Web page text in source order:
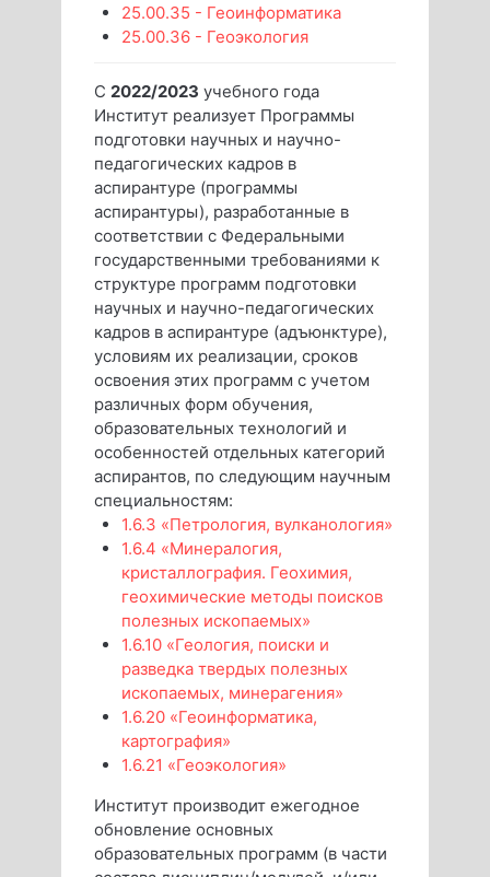
25.00.35 - Геоинформатика
25.00.36 - Геоэкология
С 2022/2023 учебного года
Институт реализует Программы
подготовки научных и научно-
педагогических кадров в
аспирантуре (программы
аспирантуры), разработанные в
соответствии с Федеральными
государственными требованиями к
структуре программ подготовки
научных и научно-педагогических
кадров в аспирантуре (адъюнктуре),
условиям их реализации, сроков
освоения этих программ с учетом
различных форм обучения,
образовательных технологий и
особенностей отдельных категорий
аспирантов, по следующим научным
специальностям:
1.6.3 «Петрология, вулканология»
1.6.4 «Минералогия,
кристаллография. Геохимия,
геохимические методы поисков
полезных ископаемых»
1.6.10 «Геология, поиски и
разведка твердых полезных
ископаемых, минерагения»
1.6.20 «Геоинформатика,
картография»
1.6.21 «Геоэкология»
Институт производит ежегодное
обновление основных
образовательных программ (в части